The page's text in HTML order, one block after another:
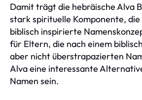
Damit trägt die hebräische Alva
stark spirituelle Komponente, die
biblisch inspirierte
für Eltern, die nach einem
aber nicht überstrapazierten
Alva eine interessante
Namen sein.